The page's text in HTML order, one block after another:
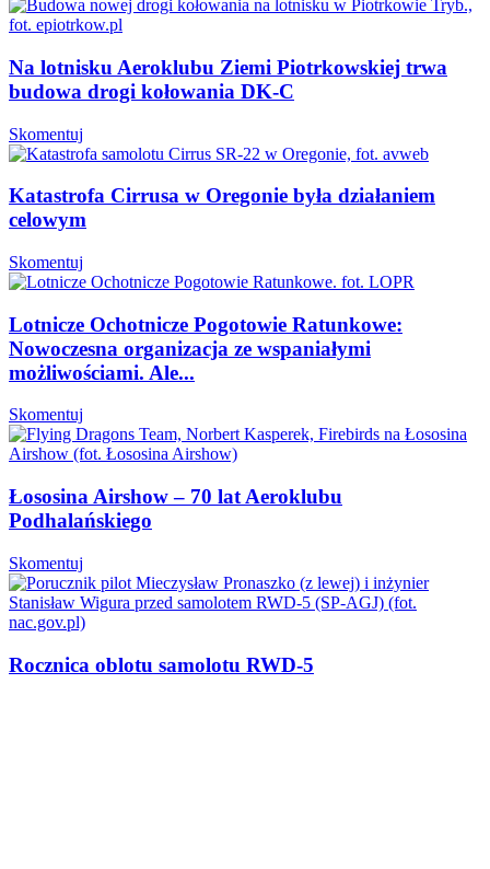
Na lotnisku Aeroklubu Ziemi Piotrkowskiej trwa
budowa drogi kołowania DK-C
Skomentuj
Katastrofa Cirrusa w Oregonie była działaniem
celowym
Skomentuj
Lotnicze Ochotnicze Pogotowie Ratunkowe:
Nowoczesna organizacja ze wspaniałymi
możliwościami. Ale...
Skomentuj
Łososina Airshow – 70 lat Aeroklubu
Podhalańskiego
Skomentuj
Rocznica oblotu samolotu RWD-5